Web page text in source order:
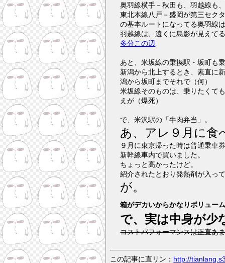
奥羽線横手－秋田も、羽越線も
東北本線八戸－盛岡が第三セク
の基本ルートになってる奥羽線
羽越線は、遠くに島影が見えて
多分この辺
あと、米坂線の乗換駅・坂町も
新潟から北上するとき、素直に
潟から坂町までそれで（何）
米坂線そのものは、乗りたくて
えが（爆死）
で、米沢駅の「牛肉弁当」。
あ、アレ９月に食
９月に東京帰った時は普通乗車
新幹線車内で買いました。
ちょっと高かったけど。
紹介されたとおり発熱剤が入っ
が。
箱がデカいからかなりボリュー
で、実は中身が少
コストパフォーマンスは正直あ
この記事に直リン： http://